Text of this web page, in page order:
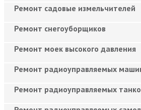
Ремонт садовые измельчителей
Ремонт снегоуборщиков
Ремонт моек высокого давления
Ремонт радиоуправляемых
Ремонт радиоуправляемых